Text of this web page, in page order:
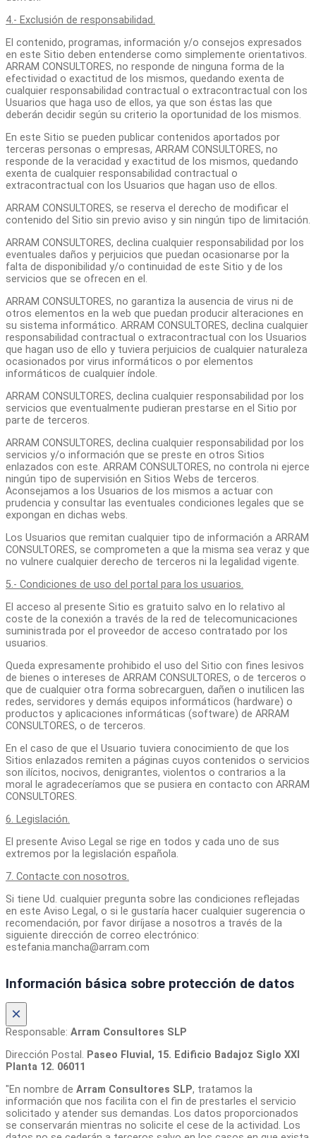
4.- Exclusión de responsabilidad.
El contenido, programas, información y/o consejos expresados
en este Sitio deben entenderse como simplemente orientativos.
ARRAM CONSULTORES, no responde de ninguna forma de la
efectividad o exactitud de los mismos, quedando exenta de
cualquier responsabilidad contractual o extracontractual con los
Usuarios que haga uso de ellos, ya que son éstas las que
deberán decidir según su criterio la oportunidad de los mismos.
En este Sitio se pueden publicar contenidos aportados por
terceras personas o empresas, ARRAM CONSULTORES, no
responde de la veracidad y exactitud de los mismos, quedando
exenta de cualquier responsabilidad contractual o
extracontractual con los Usuarios que hagan uso de ellos.
ARRAM CONSULTORES, se reserva el derecho de modificar el
contenido del Sitio sin previo aviso y sin ningún tipo de limitación.
ARRAM CONSULTORES, declina cualquier responsabilidad por los
eventuales daños y perjuicios que puedan ocasionarse por la
falta de disponibilidad y/o continuidad de este Sitio y de los
servicios que se ofrecen en el.
ARRAM CONSULTORES, no garantiza la ausencia de virus ni de
otros elementos en la web que puedan producir alteraciones en
su sistema informático. ARRAM CONSULTORES, declina cualquier
responsabilidad contractual o extracontractual con los Usuarios
que hagan uso de ello y tuviera perjuicios de cualquier naturaleza
ocasionados por virus informáticos o por elementos
informáticos de cualquier índole.
ARRAM CONSULTORES, declina cualquier responsabilidad por los
servicios que eventualmente pudieran prestarse en el Sitio por
parte de terceros.
ARRAM CONSULTORES, declina cualquier responsabilidad por los
servicios y/o información que se preste en otros Sitios
enlazados con este. ARRAM CONSULTORES, no controla ni ejerce
ningún tipo de supervisión en Sitios Webs de terceros.
Aconsejamos a los Usuarios de los mismos a actuar con
prudencia y consultar las eventuales condiciones legales que se
expongan en dichas webs.
Los Usuarios que remitan cualquier tipo de información a ARRAM
CONSULTORES, se comprometen a que la misma sea veraz y que
no vulnere cualquier derecho de terceros ni la legalidad vigente.
5.- Condiciones de uso del portal para los usuarios.
El acceso al presente Sitio es gratuito salvo en lo relativo al
coste de la conexión a través de la red de telecomunicaciones
suministrada por el proveedor de acceso contratado por los
usuarios.
Queda expresamente prohibido el uso del Sitio con fines lesivos
de bienes o intereses de ARRAM CONSULTORES, o de terceros o
que de cualquier otra forma sobrecarguen, dañen o inutilicen las
redes, servidores y demás equipos informáticos (hardware) o
productos y aplicaciones informáticas (software) de ARRAM
CONSULTORES, o de terceros.
En el caso de que el Usuario tuviera conocimiento de que los
Sitios enlazados remiten a páginas cuyos contenidos o servicios
son ilícitos, nocivos, denigrantes, violentos o contrarios a la
moral le agradeceríamos que se pusiera en contacto con ARRAM
CONSULTORES.
6. Legislación.
El presente Aviso Legal se rige en todos y cada uno de sus
extremos por la legislación española.
7. Contacte con nosotros.
Si tiene Ud. cualquier pregunta sobre las condiciones reflejadas
en este Aviso Legal, o si le gustaría hacer cualquier sugerencia o
recomendación, por favor diríjase a nosotros a través de la
siguiente dirección de correo electrónico:
estefania.mancha@arram.com
Información básica sobre protección de datos
×
Responsable: Arram Consultores SLP
Dirección Postal. Paseo Fluvial, 15. Edificio Badajoz Siglo XXI
Planta 12. 06011
"En nombre de Arram Consultores SLP, tratamos la
información que nos facilita con el fin de prestarles el servicio
solicitado y atender sus demandas. Los datos proporcionados
se conservarán mientras no solicite el cese de la actividad. Los